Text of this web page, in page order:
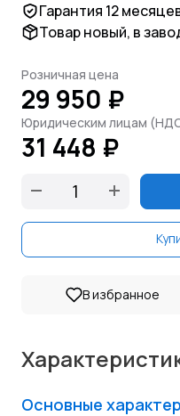
Гарантия 12
Товар новый, в
Розничная цена
29 950 ₽
Юридическим лицам
31 448 ₽
В избранное
Основные